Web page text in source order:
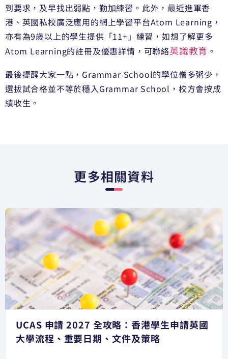
到要求，及早找出弱點，勤加練習。此外，最近進軍香
港、英國私校廣泛應用的網上學習平台Atom Learning，
亦有為9歲以上的學生提供「11+」練習，如想了解更多
Atom Learning的註冊及優惠詳情，可聯絡英識教育 。
最後提醒大家一點，Grammar School的學位僧多粥少，
選拔試合格並不等於穩入Grammar School，校方會按成
績收生。
更多相關資料
UCAS 申請 2027 全攻略：香港學生申請英國
大學流程、重要日期、文件及策略